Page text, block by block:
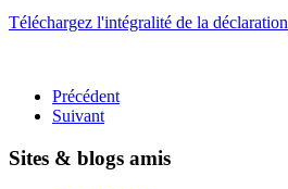
Téléchargez l'intégralité de la déclaration
Précédent
Suivant
Sites & blogs amis